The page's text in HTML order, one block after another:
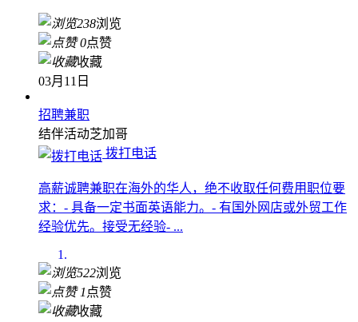
238浏览
0点赞
收藏
03月11日
招聘兼职
结伴活动芝加哥
拨打电话
高薪诚聘兼职在海外的华人，绝不收取任何费用职位要
求：- 具备一定书面英语能力。- 有国外网店或外贸工作
经验优先。接受无经验- ...
522浏览
1 点赞
收藏